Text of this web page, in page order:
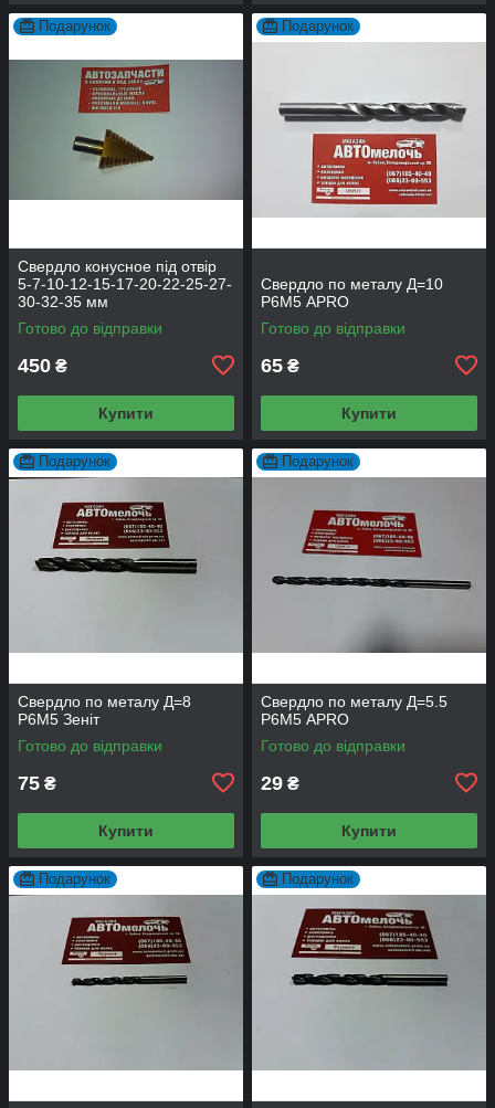
Подарунок
Свердло конусное під отвір
5-7-10-12-15-17-20-22-25-27-
30-32-35 мм
Готово до відправки
450 ₴
Купити
Подарунок
Свердло по металу Д=10
Р6М5 APRO
Готово до відправки
65 ₴
Купити
Подарунок
Свердло по металу Д=8
Р6М5 Зеніт
Готово до відправки
75 ₴
Купити
Подарунок
Свердло по металу Д=5.5
Р6М5 APRO
Готово до відправки
29 ₴
Купити
Подарунок Подарунок